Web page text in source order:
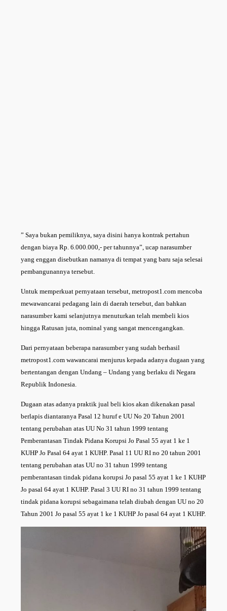
” Saya bukan pemiliknya, saya disini hanya kontrak pertahun
dengan biaya Rp. 6.000.000,- per tahunnya”, ucap narasumber
yang enggan disebutkan namanya di tempat yang baru saja selesai
pembangunannya tersebut.
Untuk memperkuat pernyataan tersebut, metropost1.com mencoba
mewawancarai pedagang lain di daerah tersebut, dan bahkan
narasumber kami selanjutnya menuturkan telah membeli kios
hingga Ratusan juta, nominal yang sangat mencengangkan.
Dari pernyataan beberapa narasumber yang sudah berhasil
metropost1.com wawancarai menjurus kepada adanya dugaan yang
bertentangan dengan Undang – Undang yang berlaku di Negara
Republik Indonesia.
Dugaan atas adanya praktik jual beli kios akan dikenakan pasal
berlapis diantaranya Pasal 12 huruf e UU No 20 Tahun 2001
tentang perubahan atas UU No 31 tahun 1999 tentang
Pemberantasan Tindak Pidana Korupsi Jo Pasal 55 ayat 1 ke 1
KUHP Jo Pasal 64 ayat 1 KUHP. Pasal 11 UU RI no 20 tahun 2001
tentang perubahan atas UU no 31 tahun 1999 tentang
pemberantasan tindak pidana korupsi Jo pasal 55 ayat 1 ke 1 KUHP
Jo pasal 64 ayat 1 KUHP. Pasal 3 UU RI no 31 tahun 1999 tentang
tindak pidana korupsi sebagaimana telah diubah dengan UU no 20
Tahun 2001 Jo pasal 55 ayat 1 ke 1 KUHP Jo pasal 64 ayat 1 KUHP.